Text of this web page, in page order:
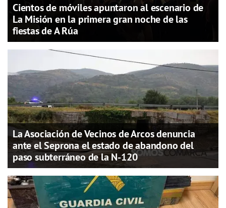
Cientos de móviles apuntaron al escenario de
La Misión en la primera gran noche de las
fiestas de A Rúa
La Asociación de Vecinos de Arcos denuncia
ante el Seprona el estado de abandono del
paso subterráneo de la N-120